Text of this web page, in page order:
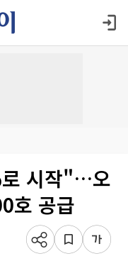
시작"…오
호 공급